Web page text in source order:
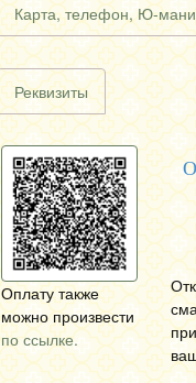
Карта, телефон, Ю-мани
Реквизиты
Оплату также
можно произвести
по ссылке.